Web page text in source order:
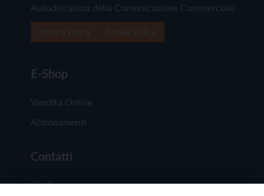
Autodisciplina della Comunicazione Commerciale
E-Shop
Vendita Online
Abbonamenti
Contatti
Chi Siamo